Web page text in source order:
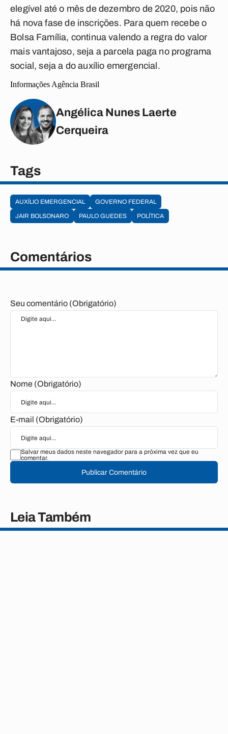
elegível até o mês de dezembro de 2020, pois não
há nova fase de inscrições. Para quem recebe o
Bolsa Família, continua valendo a regra do valor
mais vantajoso, seja a parcela paga no programa
social, seja a do auxílio emergencial.
Informações Agência Brasil
Angélica Nunes Laerte
Cerqueira
Tags
AUXÍLIO EMERGENCIAL
GOVERNO FEDERAL
JAIR BOLSONARO
PAULO GUEDES POLÍTICA
Comentários
Seu comentário (Obrigatório)
Nome (Obrigatório)
E-mail (Obrigatório)
Salvar meus dados neste navegador para a próxima vez que eu
comentar.
Publicar Comentário
Leia Também